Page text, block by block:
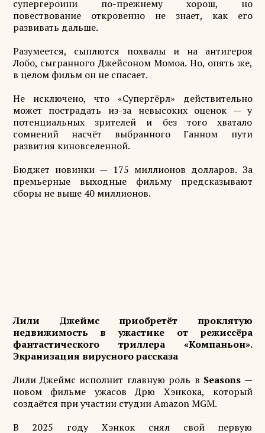
супергероини по-прежнему хорош, но
повествование откровенно не знает, как его
развивать дальше.
Разумеется, сыплются похвалы и на антигероя
Лобо, сыгранного Джейсоном Момоа. Но, опять же,
в целом фильм он не спасает.
Не исключено, что «Супергёрл» действительно
может пострадать из-за невысоких оценок — у
потенциальных зрителей и без того хватало
сомнений насчёт выбранного Ганном пути
развития киновселенной.
Бюджет новинки — 175 миллионов долларов. За
премьерные выходные фильму предсказывают
сборы не выше 40 миллионов.
Лили Джеймс приобретёт проклятую
недвижимость в ужастике от режиссёра
фантастического триллера «Компаньон».
Экранизация вирусного рассказа
Лили Джеймс исполнит главную роль в Seasons —
новом фильме ужасов Дрю Хэнкока, который
создаётся при участии студии Amazon MGM.
В 2025 году Хэнкок снял свой первую